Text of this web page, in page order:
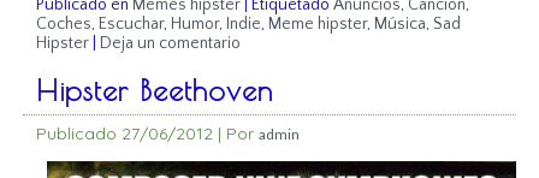
Publicado en Memes hipster |Etiquetado Anuncios, Canción,
Coches, Escuchar, Humor, Indie, Meme hipster, Música, Sad
Hipster
Deja un comentario
Hipster Beethoven
Publicado 27/06/2012 | Por admin